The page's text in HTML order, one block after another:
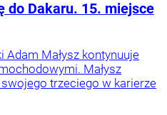
do Dakaru. 15. miejsce
Adam Małysz kontynuuje
Małysz
trzeciego w karierze